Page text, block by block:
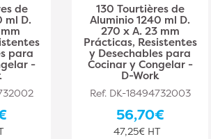
de
ml D.
para
-
130 Tourtières de
Aluminio 1240 ml D.
270 x A. 23 mm
Prácticas, Resistentes
y Desechables para
Cocinar y Congelar -
D-Work
Ref. DK-18494732003
56,70€
47,25€ HT